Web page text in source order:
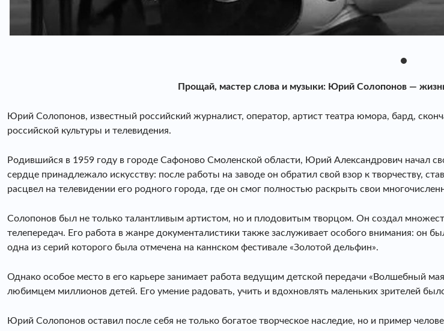
Прощай, мастер слова и музыки: Юрий Солопонов —
Юрий Солопонов, известный российский журналист, оператор, артист театра юмора, бард,
российской культуры и телевидения.
Родившийся в 1959 году в городе Сафоново Смоленской области, Юрий Александрович начал
сердце принадлежало искусству: после работы на заводе он обратил свой взор к творчеству,
расцвел на телевидении его родного города, где он смог полностью раскрыть свои
Солопонов был не только талантливым артистом, но и плодовитым творцом. Он создал
телепередач. Его работа в жанре документалистики также заслуживает особого внимания: он
одна из серий которого была отмечена на каннском фестивале «Золотой дельфин».
Однако особое место в его карьере занимает работа ведущим детской передачи «Волшебный
любимцем миллионов детей. Его умение радовать, учить и вдохновлять маленьких зрителей
Юрий Солопонов оставил после себя не только богатое творческое наследие, но и пример